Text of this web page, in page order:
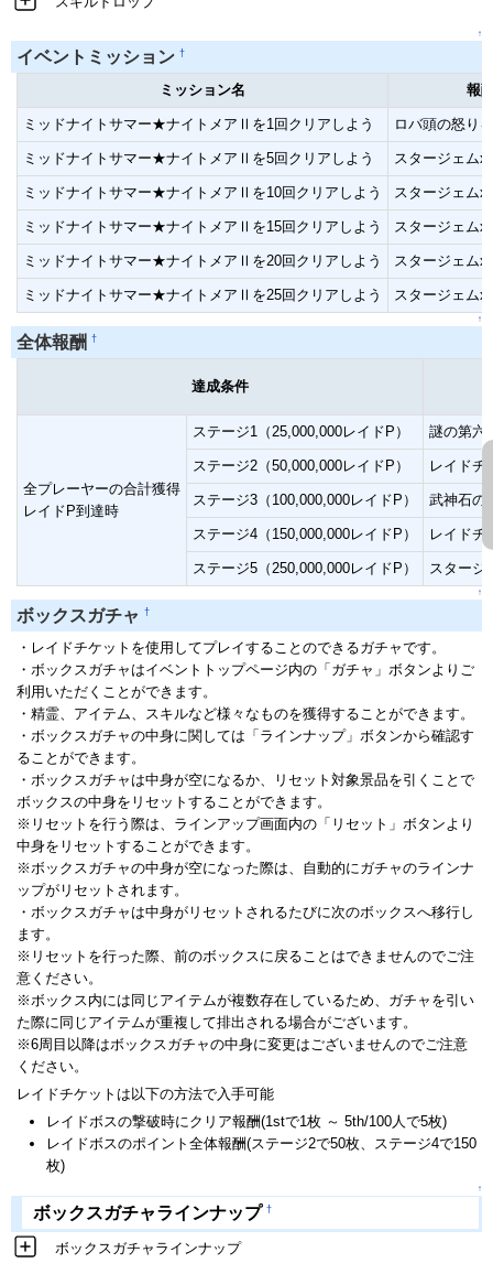
↑
イベントミッション †
ミッション名 報
ミッドナイトサマー★ナイトメアⅡを1回クリアしよう ロバ頭の怒り
ミッドナイトサマー★ナイトメアⅡを5回クリアしよう スタージェム
ミッドナイトサマー★ナイトメアⅡを10回クリアしよう スタージェム
ミッドナイトサマー★ナイトメアⅡを15回クリアしよう スタージェム
ミッドナイトサマー★ナイトメアⅡを20回クリアしよう スタージェム
ミッドナイトサマー★ナイトメアⅡを25回クリアしよう スタージェム
↑
全体報酬 †
達成条件
全プレーヤーの合計獲得
レイドP到達時
ステージ1（25,000,000レイドP） 謎の第六
ステージ2（50,000,000レイドP） レイドチ
ステージ3（100,000,000レイドP） 武神石の
ステージ4（150,000,000レイドP） レイドチ
ステージ5（250,000,000レイドP） スタージ
↑
ボックスガチャ †
・レイドチケットを使用してプレイすることのできるガチャです。
・ボックスガチャはイベントトップページ内の「ガチャ」ボタンよりご
利用いただくことができます。
・精霊、アイテム、スキルなど様々なものを獲得することができます。
・ボックスガチャの中身に関しては「ラインナップ」ボタンから確認す
ることができます。
・ボックスガチャは中身が空になるか、リセット対象景品を引くことで
ボックスの中身をリセットすることができます。
※リセットを行う際は、ラインアップ画面内の「リセット」ボタンより
中身をリセットすることができます。
※ボックスガチャの中身が空になった際は、自動的にガチャのラインナ
ップがリセットされます。
・ボックスガチャは中身がリセットされるたびに次のボックスへ移行し
ます。
※リセットを行った際、前のボックスに戻ることはできませんのでご注
意ください。
※ボックス内には同じアイテムが複数存在しているため、ガチャを引い
た際に同じアイテムが重複して排出される場合がございます。
※6周目以降はボックスガチャの中身に変更はございませんのでご注意
ください。
レイドチケットは以下の方法で入手可能
レイドボスの撃破時にクリア報酬(1stで1枚 ～ 5th/100人で5枚)
レイドボスのポイント全体報酬(ステージ2で50枚、ステージ4で150
枚)
↑
ボックスガチャラインナップ †
ボックスガチャラインナップ